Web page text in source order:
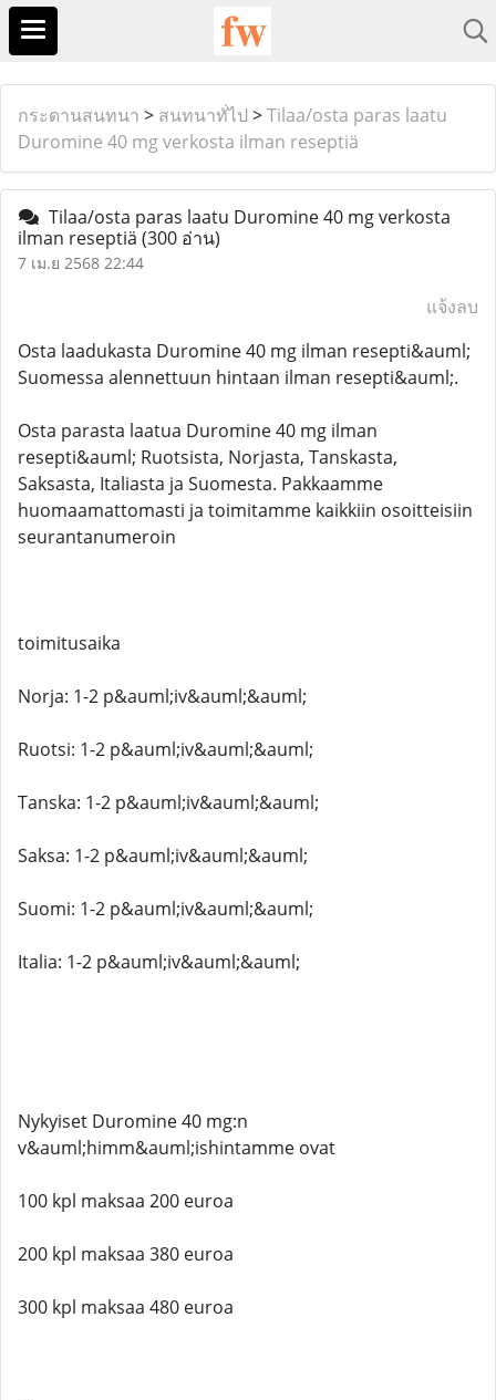
กระดานสนทนา > สนทนาทั่ไป >Tilaa/osta paras laatu
Duromine 40 mg verkosta ilman reseptiä
Tilaa/osta paras laatu Duromine 40 mg verkosta
ilman reseptiä (300 อ่าน)
7 เม.ย 2568 22:44
แจ้งลบ
Osta laadukasta Duromine 40 mg ilman resepti&auml;
Suomessa alennettuun hintaan ilman resepti&auml;.
Osta parasta laatua Duromine 40 mg ilman
resepti&auml; Ruotsista, Norjasta, Tanskasta,
Saksasta, Italiasta ja Suomesta. Pakkaamme
huomaamattomasti ja toimitamme kaikkiin osoitteisiin
seurantanumeroin
toimitusaika
Norja: 1-2 p&auml;iv&auml;&auml;
Ruotsi: 1-2 p&auml;iv&auml;&auml;
Tanska: 1-2 p&auml;iv&auml;&auml;
Saksa: 1-2 p&auml;iv&auml;&auml;
Suomi: 1-2 p&auml;iv&auml;&auml;
Italia: 1-2 p&auml;iv&auml;&auml;
Nykyiset Duromine 40 mg:n
v&auml;himm&auml;ishintamme ovat
100 kpl maksaa 200 euroa
200 kpl maksaa 380 euroa
300 kpl maksaa 480 euroa